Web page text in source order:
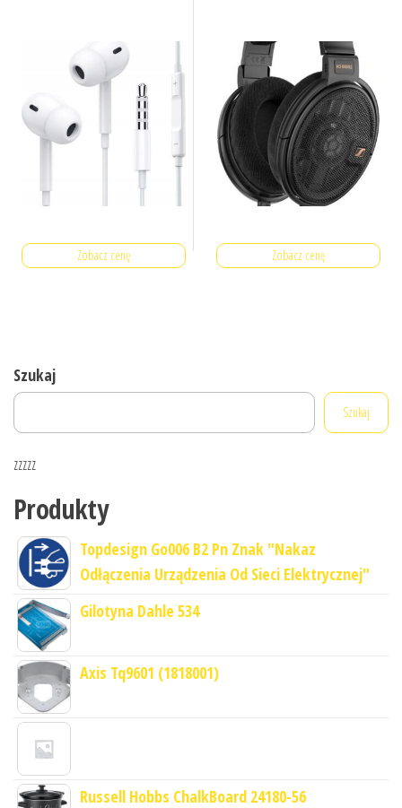
Zobacz cenę Zobacz cenę
Szukaj
Szukaj
zzzzz
Produkty
Topdesign Go006 B2 Pn Znak "Nakaz
Odłączenia Urządzenia Od Sieci Elektrycznej"
Gilotyna Dahle 534
Axis Tq9601 (1818001)
Russell Hobbs ChalkBoard 24180-56